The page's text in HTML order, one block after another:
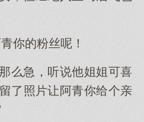
你的粉丝呢！
么急，听说他姐姐可喜
了照片让阿青你给个亲